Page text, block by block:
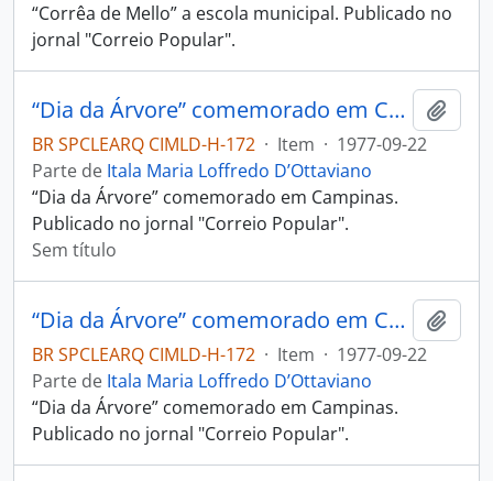
“Corrêa de Mello” a escola municipal. Publicado no
jornal "Correio Popular".
“Dia da Árvore” comemorado em Campinas
BR SPCLEARQ CIMLD-H-172 · Item · 1977-09-22
Parte de Itala Maria Loffredo D’Ottaviano
“Dia da Árvore” comemorado em Campinas.
Publicado no jornal "Correio Popular".
Sem título
“Dia da Árvore” comemorado em Campinas
BR SPCLEARQ CIMLD-H-172 · Item · 1977-09-22
Parte de Itala Maria Loffredo D’Ottaviano
“Dia da Árvore” comemorado em Campinas.
Publicado no jornal "Correio Popular".